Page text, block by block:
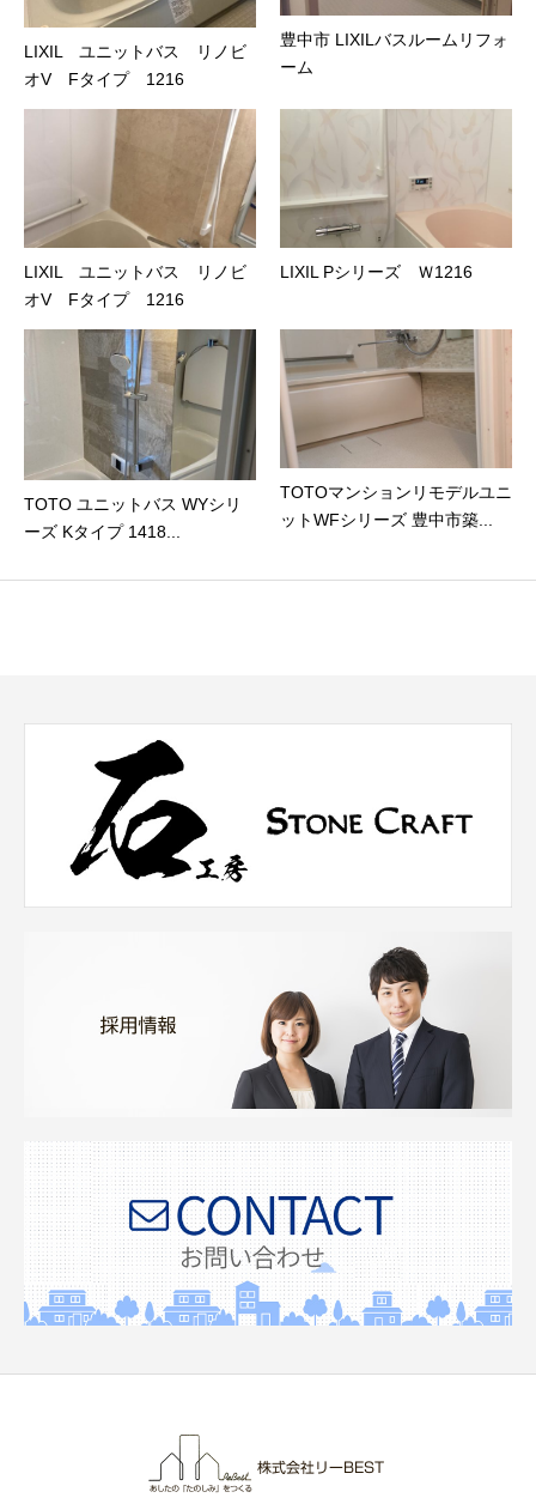
LIXIL ユニットバス リノビ
オV Fタイプ 1216
豊中市 LIXILバスルームリフォ
ーム
LIXIL ユニットバス リノビ
オV Fタイプ 1216
LIXIL Pシリーズ Ｗ1216
TOTO ユニットバス WYシリ
ーズ Kタイプ 1418...
TOTOマンションリモデルユニ
ットWFシリーズ 豊中市築...